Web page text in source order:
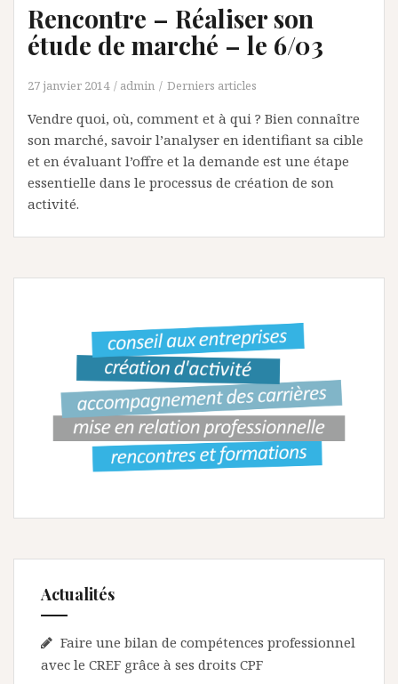
Rencontre – Réaliser son
étude de marché – le 6/03
27 janvier 2014 admin Derniers articles
Vendre quoi, où, comment et à qui ? Bien connaître
son marché, savoir l’analyser en identifiant sa cible
et en évaluant l’offre et la demande est une étape
essentielle dans le processus de création de son
activité.
Actualités
Faire une bilan de compétences professionnel
avec le CREF grâce à ses droits CPF